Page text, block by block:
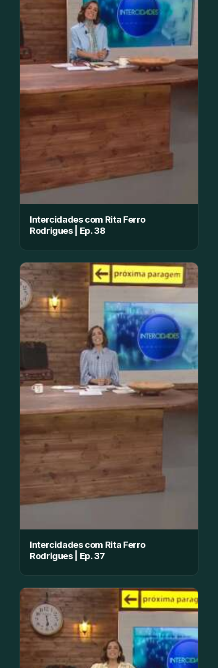
Intercidades com Rita Ferro
Rodrigues | Ep. 38
Intercidades com Rita Ferro
Rodrigues | Ep. 37